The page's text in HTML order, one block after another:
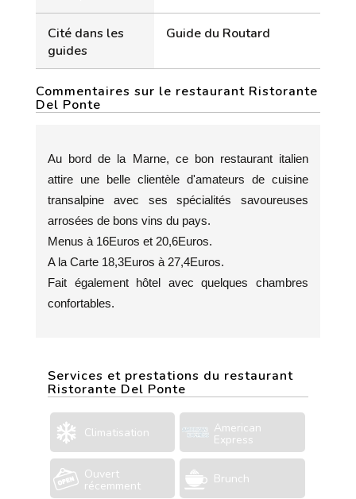
Cité dans les
guides
Guide du Routard
Commentaires sur le restaurant Ristorante
Del Ponte
Au bord de la Marne, ce bon restaurant italien
attire une belle clientèle d'amateurs de cuisine
transalpine avec ses spécialités savoureuses
arrosées de bons vins du pays.
Menus à 16Euros et 20,6Euros.
A la Carte 18,3Euros à 27,4Euros.
Fait également hôtel avec quelques chambres
confortables.
Services et prestations du restaurant
Ristorante Del Ponte
Climatisation American
Express
Ouvert
récemment Brunch